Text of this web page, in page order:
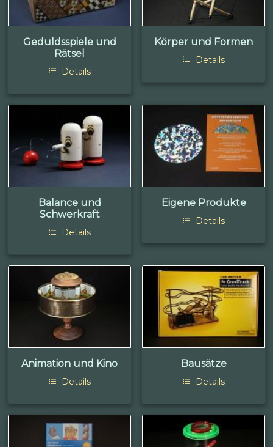
Geduldsspiele und
Rätsel
Details
Körper und Formen
Details
Balance und
Schwerkraft
Details
Eigene Produkte
Details
Animation und Kino
Details
Bausätze
Details